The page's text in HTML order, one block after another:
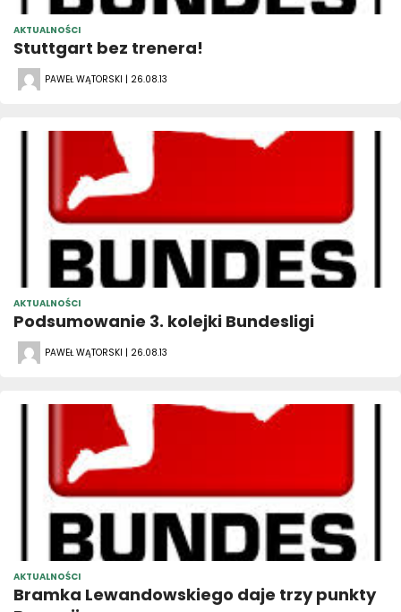
AKTUALNOŚCI
Stuttgart bez trenera!
PAWEŁ WĄTORSKI | 26.08.13
AKTUALNOŚCI
Podsumowanie 3. kolejki Bundesligi
PAWEŁ WĄTORSKI | 26.08.13
AKTUALNOŚCI
Bramka Lewandowskiego daje trzy punkty